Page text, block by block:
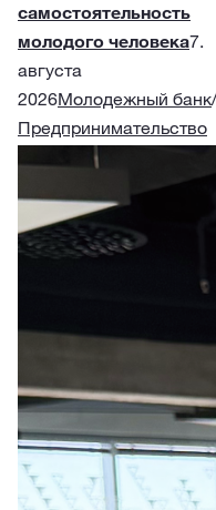
самостоятельность
молодого человека7.
августа
2026Молодежный банк/
Предпринимательство